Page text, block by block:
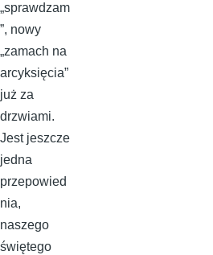
„sprawdzam
”, nowy
„zamach na
arcyksięcia”
już za
drzwiami.
Jest jeszcze
jedna
przepowied
nia,
naszego
świętego